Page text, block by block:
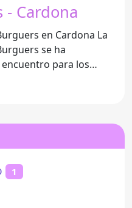
- Cardona
en Cardona La
se ha
para los
1